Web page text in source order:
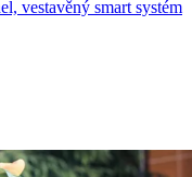
vestavěný smart systém